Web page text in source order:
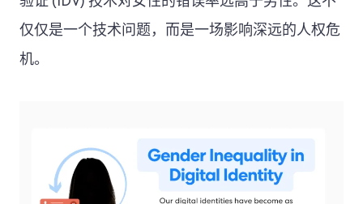
仅仅是一个技术问题，而是一场影响深远的人权危
机。